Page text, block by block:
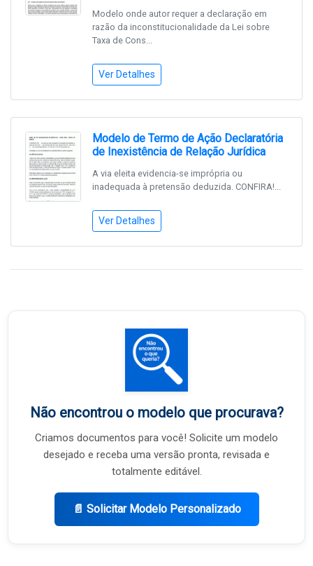
Modelo onde autor requer a declaração em
razão da inconstitucionalidade da Lei sobre
Taxa de Cons...
Ver Detalhes
Modelo de Termo de Ação Declaratória
de Inexistência de Relação Jurídica
A via eleita evidencia-se imprópria ou
inadequada à pretensão deduzida. CONFIRA!...
Ver Detalhes
Não encontrou o modelo que procurava?
Criamos documentos para você! Solicite um modelo
desejado e receba uma versão pronta, revisada e
totalmente editável.
📄 Solicitar Modelo Personalizado